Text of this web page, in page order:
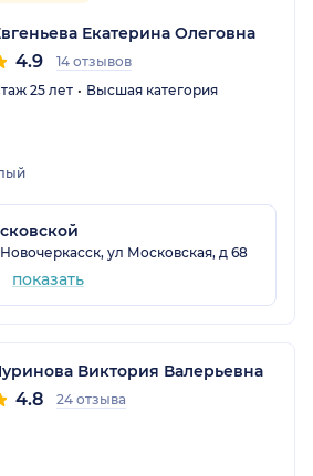
Екатерина Олеговна
4.9
14 отзывов
25 лет
Высшая категория
ул Московская, д 68
показать
Виктория Валерьевна
4.8 24 отзыва